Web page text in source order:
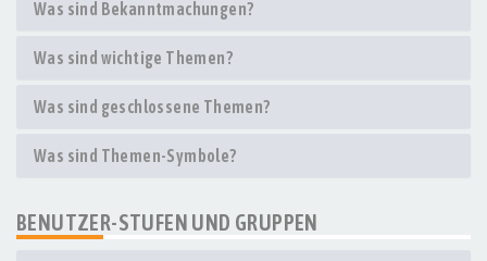
Was sind Bekanntmachungen?
Was sind wichtige Themen?
Was sind geschlossene Themen?
Was sind Themen-Symbole?
BENUTZER-STUFEN UND GRUPPEN